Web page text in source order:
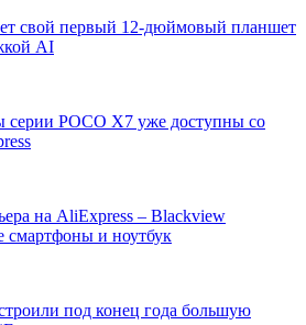
свой первый 12-дюймовый планшет
AI
POCO X7 уже доступны со
на AliExpress – Blackview
смартфоны и ноутбук
под конец года большую